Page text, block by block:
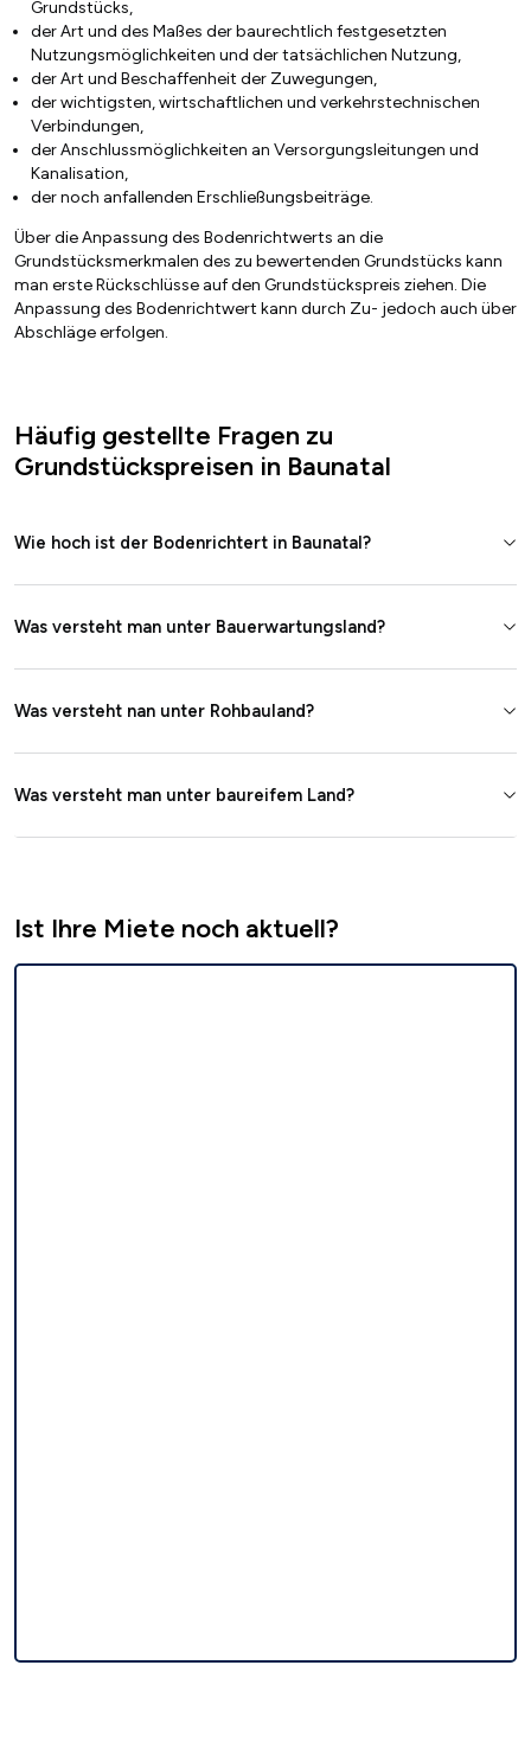
Grundstücks,
der Art und des Maßes der baurechtlich festgesetzten
Nutzungsmöglichkeiten und der tatsächlichen Nutzung,
der Art und Beschaffenheit der Zuwegungen,
der wichtigsten, wirtschaftlichen und verkehrstechnischen
Verbindungen,
der Anschlussmöglichkeiten an Versorgungsleitungen und
Kanalisation,
der noch anfallenden Erschließungsbeiträge.
Über die Anpassung des Bodenrichtwerts an die
Grundstücksmerkmalen des zu bewertenden Grundstücks kann
man erste Rückschlüsse auf den Grundstückspreis ziehen. Die
Anpassung des Bodenrichtwert kann durch Zu- jedoch auch über
Abschläge erfolgen.
Häufig gestellte Fragen zu
Grundstückspreisen in Baunatal
Wie hoch ist der Bodenrichtert in Baunatal?
Was versteht man unter Bauerwartungsland?
Was versteht nan unter Rohbauland?
Was versteht man unter baureifem Land?
Ist Ihre Miete noch aktuell?